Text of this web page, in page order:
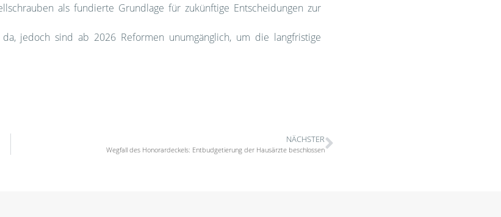
als fundierte Grundlage für zukünftige Entscheidungen zur
jedoch sind ab 2026 Reformen unumgänglich, um die langfristige
NÄCHSTER
Wegfall des Honorardeckels: Entbudgetierung der Hausärzte beschlossen